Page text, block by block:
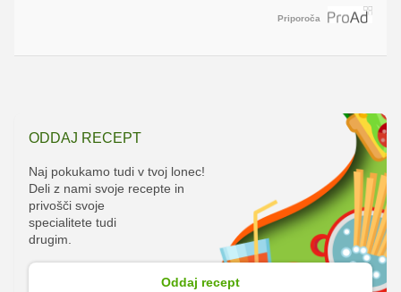
Priporoča
ODDAJ RECEPT
Naj pokukamo tudi v tvoj lonec!
Deli z nami svoje recepte in
privošči svoje
specialitete tudi
drugim.
Oddaj recept